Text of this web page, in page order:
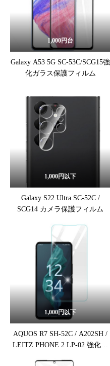
1,000円台
Galaxy A53 5G SC-53C/SCG15強
化ガラス保護フィルム
1,000円以下
Galaxy S22 Ultra SC-52C /
SCG14 カメラ保護フィルム
1,000円以下
AQUOS R7 SH-52C / A202SH /
LEITZ PHONE 2 LP-02 強化ガ